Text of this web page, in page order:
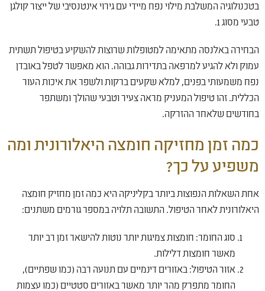
בטכנולוגיה המשלבת מילוי נפח מיידי עם גירוי אינטנסיבי של ייצור קולגן
טבעי מסוג 1.
הבחירה באלנסה מתאימה למטופלות שרוצות להשקיע בטיפול תשתית
עמוק ולא להגיע למרפאה בתדירות גבוהה. הוא מאפשר לטפל באובדן
נפח משמעותי בפנים, למלא שקעים ברקות ולשפר את איכות העור
הכללית. זהו טיפול המעניק מראה צעיר וטבעי שהולך ומשתפר
בחודשים שלאחר ההזרקה.
כמה זמן מחזיקה חומצה היאלורונית ומה
משפיע על כך?
אחת השאלות הנפוצות ביותר בקליניקה היא כמה זמן מחזיק חומצה
היאלורונית לאחר הטיפול. התשובה תלויה במספר גורמים משתנים:
סוג החומר: חומצות צמיגות יותר נוטות להישאר זמן רב יותר
מאשר חומצות דלילות.
אזור הטיפול: באזורים דינמיים עם תנועה רבה (כמו שפתיים),
החומר מתפרק מהר יותר מאשר באזורים סטטיים (כמו עצמות